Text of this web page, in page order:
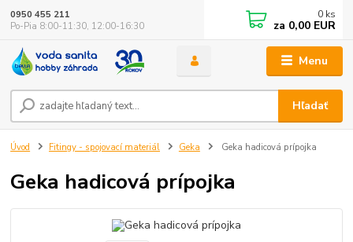
Menu
Hľadať
0950 455 211
Po-Pia 8:00-11:30, 12:00-16:30
0 ks
za 0,00 EUR
Úvod Fitingy - spojovací materiál Geka Geka hadicová prípojka
Geka hadicová prípojka